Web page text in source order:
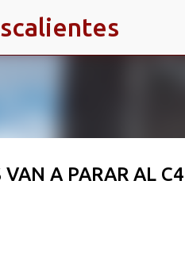
VAN A PARAR AL